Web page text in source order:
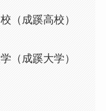
（成蹊高校）
（成蹊大学）